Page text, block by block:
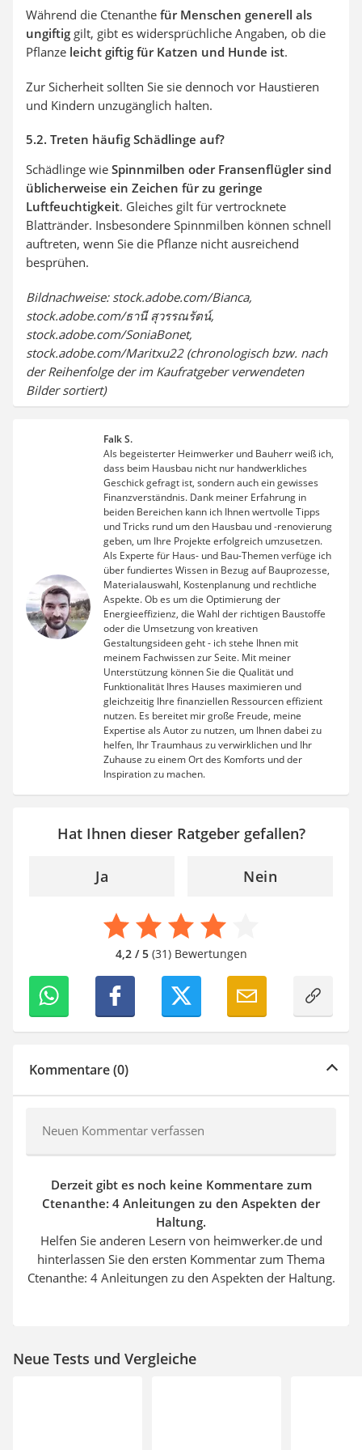
Während die Ctenanthe für Menschen generell als
ungiftig gilt, gibt es widersprüchliche Angaben, ob die
Pflanze leicht giftig für Katzen und Hunde ist.
Zur Sicherheit sollten Sie sie dennoch vor Haustieren
und Kindern unzugänglich halten.
5.2. Treten häufig Schädlinge auf?
Schädlinge wie Spinnmilben oder Fransenflügler sind
üblicherweise ein Zeichen für zu geringe
Luftfeuchtigkeit. Gleiches gilt für vertrocknete
Blattränder. Insbesondere Spinnmilben können schnell
auftreten, wenn Sie die Pflanze nicht ausreichend
besprühen.
Bildnachweise: stock.adobe.com/Bianca,
stock.adobe.com/ธานี สุวรรณรัตน์,
stock.adobe.com/SoniaBonet,
stock.adobe.com/Maritxu22 (chronologisch bzw. nach
der Reihenfolge der im Kaufratgeber verwendeten
Bilder sortiert)
Falk S.
Als begeisterter Heimwerker und Bauherr weiß ich,
dass beim Hausbau nicht nur handwerkliches
Geschick gefragt ist, sondern auch ein gewisses
Finanzverständnis. Dank meiner Erfahrung in
beiden Bereichen kann ich Ihnen wertvolle Tipps
und Tricks rund um den Hausbau und -renovierung
geben, um Ihre Projekte erfolgreich umzusetzen.
Als Experte für Haus- und Bau-Themen verfüge ich
über fundiertes Wissen in Bezug auf Bauprozesse,
Materialauswahl, Kostenplanung und rechtliche
Aspekte. Ob es um die Optimierung der
Energieeffizienz, die Wahl der richtigen Baustoffe
oder die Umsetzung von kreativen
Gestaltungsideen geht - ich stehe Ihnen mit
meinem Fachwissen zur Seite. Mit meiner
Unterstützung können Sie die Qualität und
Funktionalität Ihres Hauses maximieren und
gleichzeitig Ihre finanziellen Ressourcen effizient
nutzen. Es bereitet mir große Freude, meine
Expertise als Autor zu nutzen, um Ihnen dabei zu
helfen, Ihr Traumhaus zu verwirklichen und Ihr
Zuhause zu einem Ort des Komforts und der
Inspiration zu machen.
Hat Ihnen dieser Ratgeber gefallen?
Ja Nein
4,2 / 5(31) Bewertungen
Kommentare (0)
Neuen Kommentar verfassen
Derzeit gibt es noch keine Kommentare zum
Ctenanthe: 4 Anleitungen zu den Aspekten der
Haltung.
Helfen Sie anderen Lesern von heimwerker.de und
hinterlassen Sie den ersten Kommentar zum Thema
Ctenanthe: 4 Anleitungen zu den Aspekten der Haltung.
Neue Tests und Vergleiche